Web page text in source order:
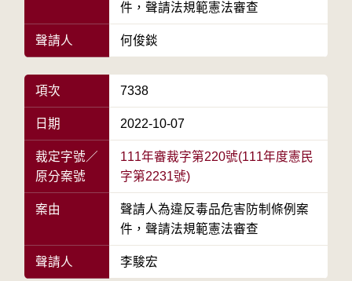
件，聲請法規範憲法審查
聲請人 何俊錟
項次 7338
日期 2022-10-07
裁定字號／
原分案號
111年審裁字第220號(111年度憲民
字第2231號)
案由
聲請人為違反毒品危害防制條例案
件，聲請法規範憲法審查
聲請人 李駿宏